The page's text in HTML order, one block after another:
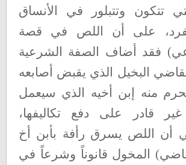
تتكون وتتبلور في الأنساق
على أن اللص في قصة
فقد أضاف الصفة الشرعية
البخيل الذي يقبض أصابعه
منه إبن أخيه الذي سيعمل
قادر على دفع تكاليفها،
أن اللص يسرق رأفة بأبن أخ
المخول قانوناً وشرعاً في